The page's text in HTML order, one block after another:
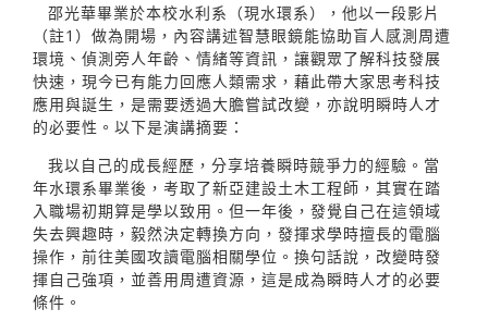
邵光華畢業於本校水利系（現水環系），他以一段影片
（註1）做為開場，內容講述智慧眼鏡能協助盲人感測周遭
環境、偵測旁人年齡、情緒等資訊，讓觀眾了解科技發展
快速，現今已有能力回應人類需求，藉此帶大家思考科技
應用與誕生，是需要透過大膽嘗試改變，亦說明瞬時人才
的必要性。以下是演講摘要：
我以自己的成長經歷，分享培養瞬時競爭力的經驗。當
年水環系畢業後，考取了新亞建設土木工程師，其實在踏
入職場初期算是學以致用。但一年後，發覺自己在這領域
失去興趣時，毅然決定轉換方向，發揮求學時擅長的電腦
操作，前往美國攻讀電腦相關學位。換句話說，改變時發
揮自己強項，並善用周遭資源，這是成為瞬時人才的必要
條件。